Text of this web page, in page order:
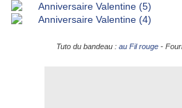
Tuto du bandeau : au Fil rouge-